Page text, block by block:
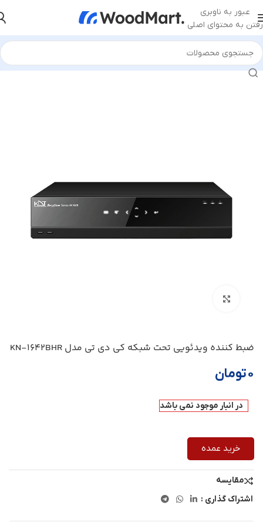
عبور به ناوبری
رفتن به محتوای اصلی
خانه/تجهیزات نظارتی/دستگاه NVR
ضبط کننده ویدئویی تحت شبکه کی دی تی مدل KN-1642BHR
۰تومان
در انبار موجود نمی باشد
خرید عمده
مقایسه
اشتراک گذاری :